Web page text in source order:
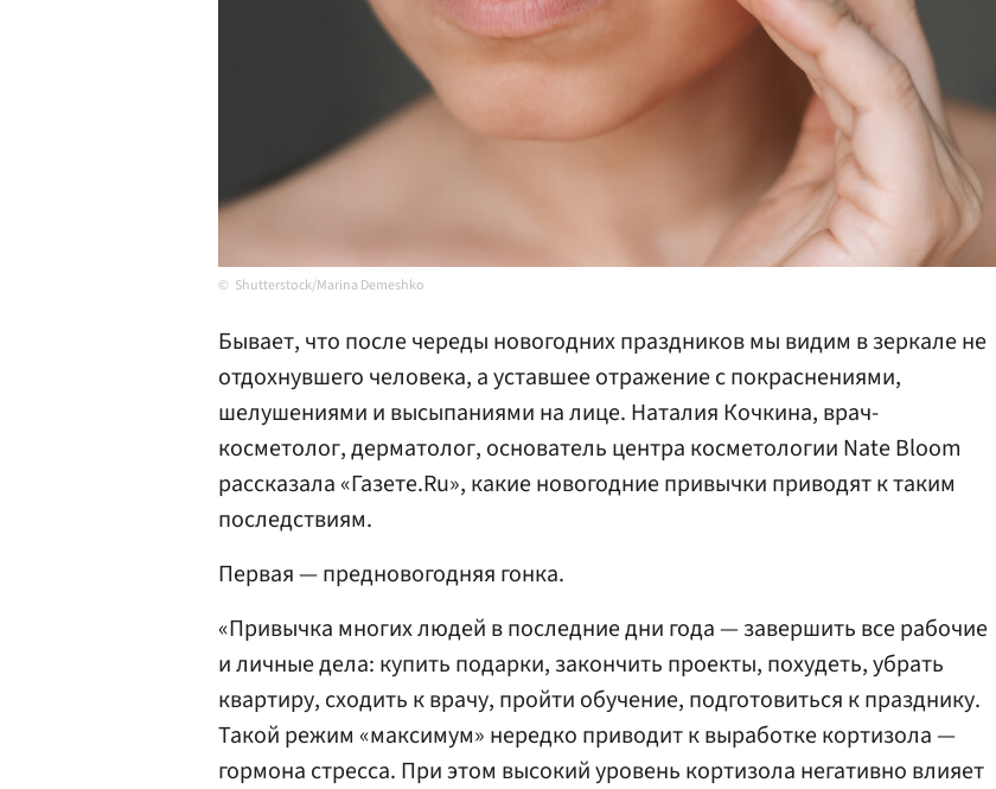
Shutterstock/Marina Demeshko
Бывает, что после череды новогодних праздников мы видим в зеркале не
отдохнувшего человека, а уставшее отражение с покраснениями,
шелушениями и высыпаниями на лице. Наталия Кочкина, врач-
косметолог, дерматолог, основатель центра косметологии Nate Bloom
рассказала «Газете.Ru», какие новогодние привычки приводят к таким
последствиям.
Первая — предновогодняя гонка.
«Привычка многих людей в последние дни года — завершить все рабочие
и личные дела: купить подарки, закончить проекты, похудеть, убрать
квартиру, сходить к врачу, пройти обучение, подготовиться к празднику.
Такой режим «максимум» нередко приводит к выработке кортизола —
гормона стресса. При этом высокий уровень кортизола негативно влияет